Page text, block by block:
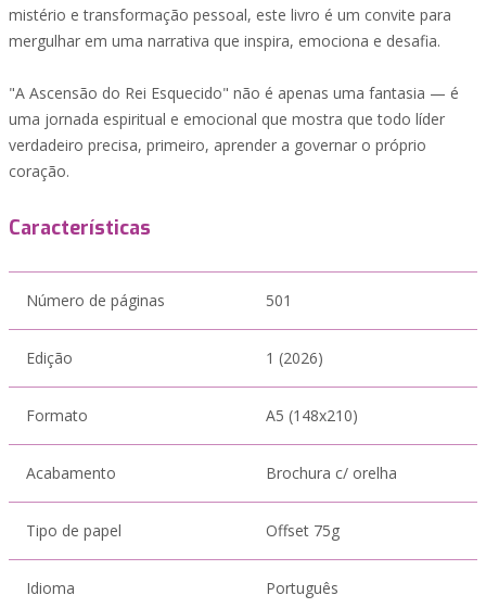
mistério e transformação pessoal, este livro é um convite para
mergulhar em uma narrativa que inspira, emociona e desafia.
"A Ascensão do Rei Esquecido" não é apenas uma fantasia — é
uma jornada espiritual e emocional que mostra que todo líder
verdadeiro precisa, primeiro, aprender a governar o próprio
coração.
Características
Número de páginas 501
Edição 1 (2026)
Formato A5 (148x210)
Acabamento Brochura c/ orelha
Tipo de papel Offset 75g
Idioma Português